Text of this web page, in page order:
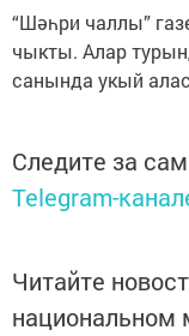
“Шәһри чаллы”
чыкты. Алар
санында укый
Следите за
Telegram-
Читайте
национальном